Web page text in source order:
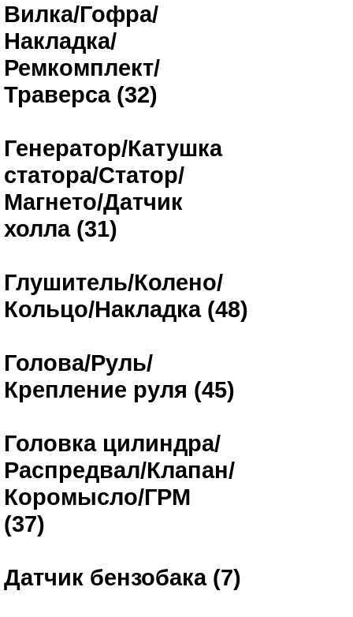
Вилка/Гофра/
Накладка/
Ремкомплект/
Траверса (32)
Генератор/Катушка
статора/Статор/
Магнето/Датчик
холла (31)
Глушитель/Колено/
Кольцо/Накладка (48)
Голова/Руль/
Крепление руля (45)
Головка цилиндра/
Распредвал/Клапан/
Коромысло/ГРМ
(37)
Датчик бензобака (7)